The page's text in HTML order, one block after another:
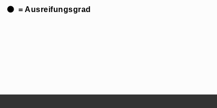
= Ausreifungsgrad